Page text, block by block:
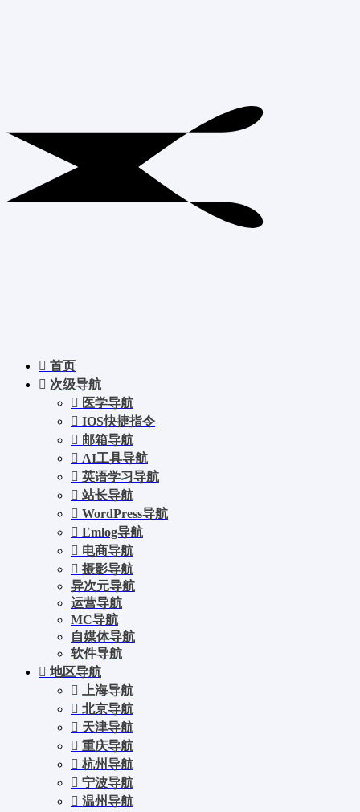
首页
次级导航
医学导航
IOS快捷指令
邮箱导航
AI工具导航
英语学习导航
站长导航
WordPress导航
Emlog导航
电商导航
摄影导航
异次元导航
运营导航
MC导航
自媒体导航
软件导航
地区导航
上海导航
北京导航
天津导航
重庆导航
杭州导航
宁波导航
温州导航